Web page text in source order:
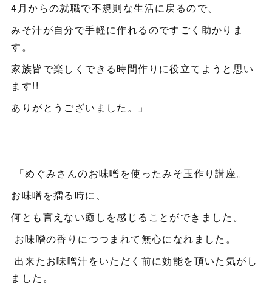
4月からの就職で不規則な生活に戻るので、
みそ汁が自分で手軽に作れるのですごく助かりま
す。
家族皆で楽しくできる時間作りに役立てようと思い
ます!!
ありがとうございました。」
「めぐみさんのお味噌を使ったみそ玉作り講座。
お味噌を擂る時に、
何とも言えない癒しを感じることができました。
お味噌の香りにつつまれて無心になれました。
出来たお味噌汁をいただく前に効能を頂いた気がし
ました。